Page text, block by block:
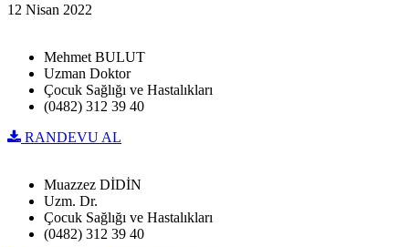
12 Nisan 2022
Mehmet BULUT
Uzman Doktor
Çocuk Sağlığı ve Hastalıkları
(0482) 312 39 40
RANDEVU AL
Muazzez DİDİN
Uzm. Dr.
Çocuk Sağlığı ve Hastalıkları
(0482) 312 39 40